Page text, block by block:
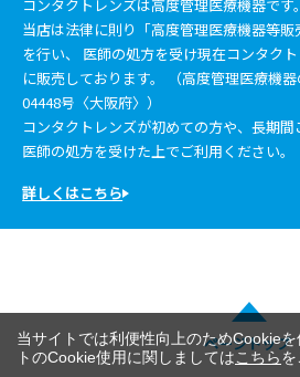
コンタクトレンズは高度管理医療機器です。
当店は法律に則り「高度管理医療機器等
を行い、 医師の処方を受け現在コンタク
に販売しております。 （高度管理医療機
04448号〈大阪府〉）
コンタクトレンズが初めての方や、長期間
医師の処方を受けた上でご利用ください。
詳しくはこちら
ページトップ
当サイトでは利便性向上のためCookie
トのCookie使用に関しましてはこちらを